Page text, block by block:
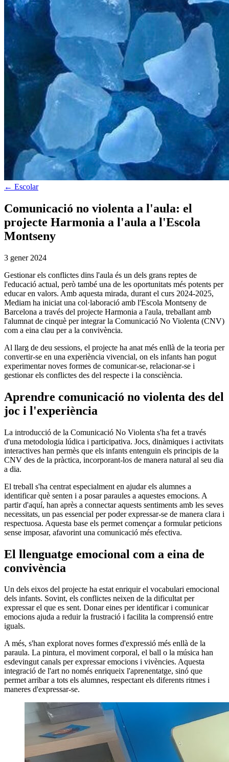
← Escolar
Comunicació no violenta a l'aula: el
projecte Harmonia a l'aula a l'Escola
Montseny
3 gener 2024
Gestionar els conflictes dins l'aula és un dels grans reptes de
l'educació actual, però també una de les oportunitats més potents per
educar en valors. Amb aquesta mirada, durant el curs 2024-2025,
Mediam ha iniciat una col·laboració amb l'Escola Montseny de
Barcelona a través del projecte Harmonia a l'aula, treballant amb
l'alumnat de cinquè per integrar la Comunicació No Violenta (CNV)
com a eina clau per a la convivència.
Al llarg de deu sessions, el projecte ha anat més enllà de la teoria per
convertir-se en una experiència vivencial, on els infants han pogut
experimentar noves formes de comunicar-se, relacionar-se i
gestionar els conflictes des del respecte i la consciència.
Aprendre comunicació no violenta des del
joc i l'experiència
La introducció de la Comunicació No Violenta s'ha fet a través
d'una metodologia lúdica i participativa. Jocs, dinàmiques i activitats
interactives han permès que els infants entenguin els principis de la
CNV des de la pràctica, incorporant-los de manera natural al seu dia
a dia.
El treball s'ha centrat especialment en ajudar els alumnes a
identificar què senten i a posar paraules a aquestes emocions. A
partir d'aquí, han après a connectar aquests sentiments amb les seves
necessitats, un pas essencial per poder expressar-se de manera clara i
respectuosa. Aquesta base els permet començar a formular peticions
sense imposar, afavorint una comunicació més efectiva.
El llenguatge emocional com a eina de
convivència
Un dels eixos del projecte ha estat enriquir el vocabulari emocional
dels infants. Sovint, els conflictes neixen de la dificultat per
expressar el que es sent. Donar eines per identificar i comunicar
emocions ajuda a reduir la frustració i facilita la comprensió entre
iguals.
A més, s'han explorat noves formes d'expressió més enllà de la
paraula. La pintura, el moviment corporal, el ball o la música han
esdevingut canals per expressar emocions i vivències. Aquesta
integració de l'art no només enriqueix l'aprenentatge, sinó que
permet arribar a tots els alumnes, respectant els diferents ritmes i
maneres d'expressar-se.